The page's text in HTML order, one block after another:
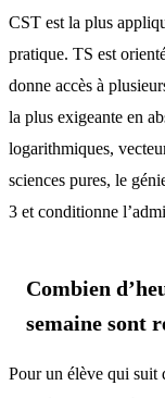
CST est la plus
pratique. TS est
donne accès à
la plus exigeante en
logarithmiques,
sciences pures, le
3 et conditionne
Combien
semaine sont
Pour un élève qui suit